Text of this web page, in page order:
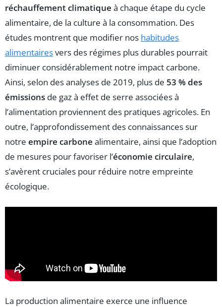
réchauffement climatique à chaque étape du cycle
alimentaire, de la culture à la consommation. Des
études montrent que modifier nos habitudes
alimentairesvers des régimes plus durables pourrait
diminuer considérablement notre impact carbone.
Ainsi, selon des analyses de 2019, plus de 53 % des
émissions de gaz à effet de serre associées à
l’alimentation proviennent des pratiques agricoles. En
outre, l’approfondissement des connaissances sur
notre empire carbone alimentaire, ainsi que l’adoption
de mesures pour favoriser l’économie circulaire,
s’avèrent cruciales pour réduire notre empreinte
écologique.
La production alimentaire exerce une influence